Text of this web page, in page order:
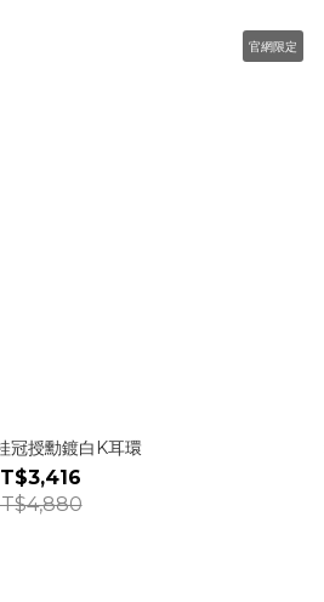
授勳鍍白K耳環
官網限定